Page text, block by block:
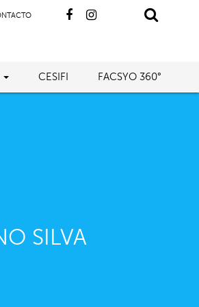
CESIFI FACSYO 360°
SILVA